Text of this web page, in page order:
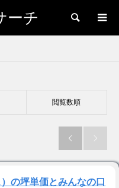
ーチ 検索
閲覧数順
 
の坪単価とみんなの口